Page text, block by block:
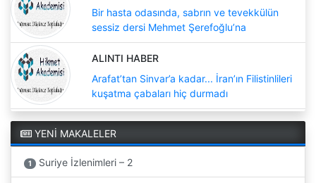
Bir hasta odasında, sabrın ve tevekkülün
sessiz dersi Mehmet Şerefoğlu’na
ALINTI HABER
Arafat’tan Sinvar’a kadar... İran’ın Filistinlileri
kuşatma çabaları hiç durmadı
YENİ MAKALELER
1 Suriye İzlenimleri – 2